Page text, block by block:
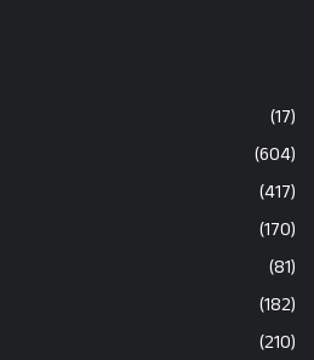
(17)
(604)
(417)
(170)
(81)
(182)
(210)